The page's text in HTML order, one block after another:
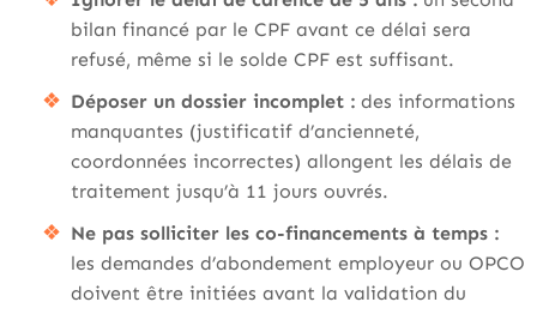
bilan financé par le CPF avant ce délai sera
refusé, même si le solde CPF est suffisant.
Déposer un dossier incomplet : des informations
manquantes (justificatif d’ancienneté,
coordonnées incorrectes) allongent les délais de
traitement jusqu’à 11 jours ouvrés.
Ne pas solliciter les co-financements à temps :
les demandes d’abondement employeur ou OPCO
doivent être initiées avant la validation du